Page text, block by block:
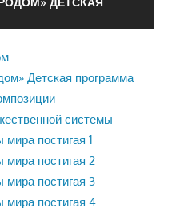
Детская программа
системы
постигая 1
мира постигая 2
мира постигая 3
мира постигая 4